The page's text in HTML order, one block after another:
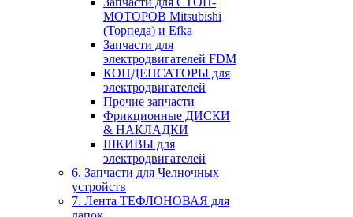
МОТОРОВ Mitsubishi
(Торпеда) и Efka
Запчасти для
электродвигателей FDM
КОНДЕНСАТОРЫ для
электродвигателей
Прочие запчасти
Фрикционные ДИСКИ
& НАКЛАДКИ
ШКИВЫ для
электродвигателей
6. Запчасти для Челночных
устройств
7. Лента ТЕФЛОНОВАЯ для